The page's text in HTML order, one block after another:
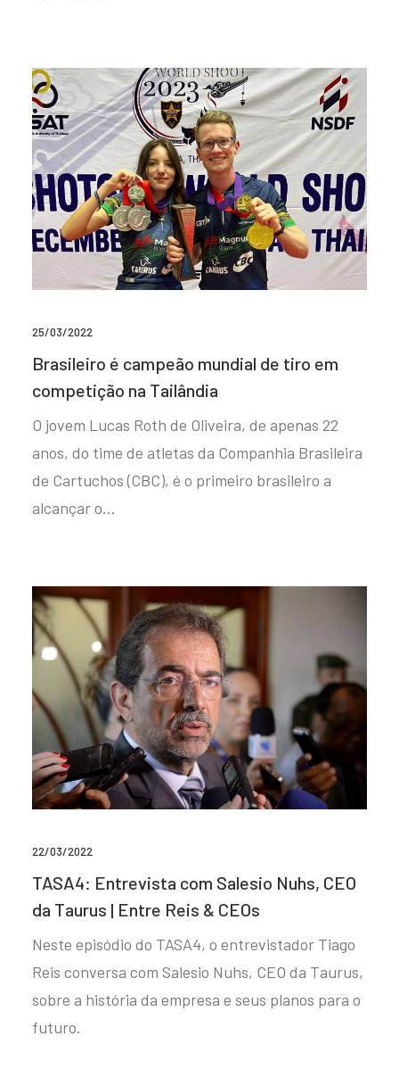
25/03/2022
Brasileiro é campeão mundial de tiro em
competição na Tailândia
O jovem Lucas Roth de Oliveira, de apenas 22
anos, do time de atletas da Companhia Brasileira
de Cartuchos (CBC), é o primeiro brasileiro a
alcançar o…
22/03/2022
TASA4: Entrevista com Salesio Nuhs, CEO
da Taurus | Entre Reis & CEOs
Neste episódio do TASA4, o entrevistador Tiago
Reis conversa com Salesio Nuhs, CEO da Taurus,
sobre a história da empresa e seus planos para o
futuro.